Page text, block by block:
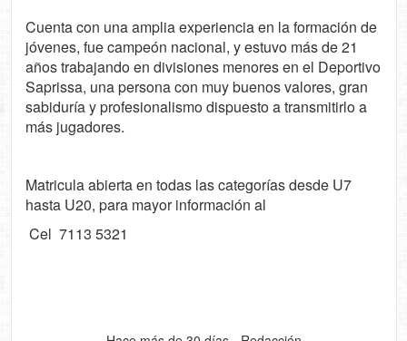
Cuenta con una amplia experiencia en la formación de
jóvenes, fue campeón nacional, y estuvo más de 21
años trabajando en divisiones menores en el Deportivo
Saprissa, una persona con muy buenos valores, gran
sabiduría y profesionalismo dispuesto a transmitirlo a
más jugadores.
Matricula abierta en todas las categorías desde U7
hasta U20, para mayor información al
Cel 7113 5321